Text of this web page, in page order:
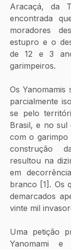
Aracaçá, da
encontrada
moradores
estupro e o
de 12 e 3
garimpeiros.
Os Yanomamis
parcialmente
se pelo
Brasil, e no sul
com o garimpo
construção
resultou na
em
branco [1]. Os
demarcados
vinte mil
Uma petição
Yanomami e